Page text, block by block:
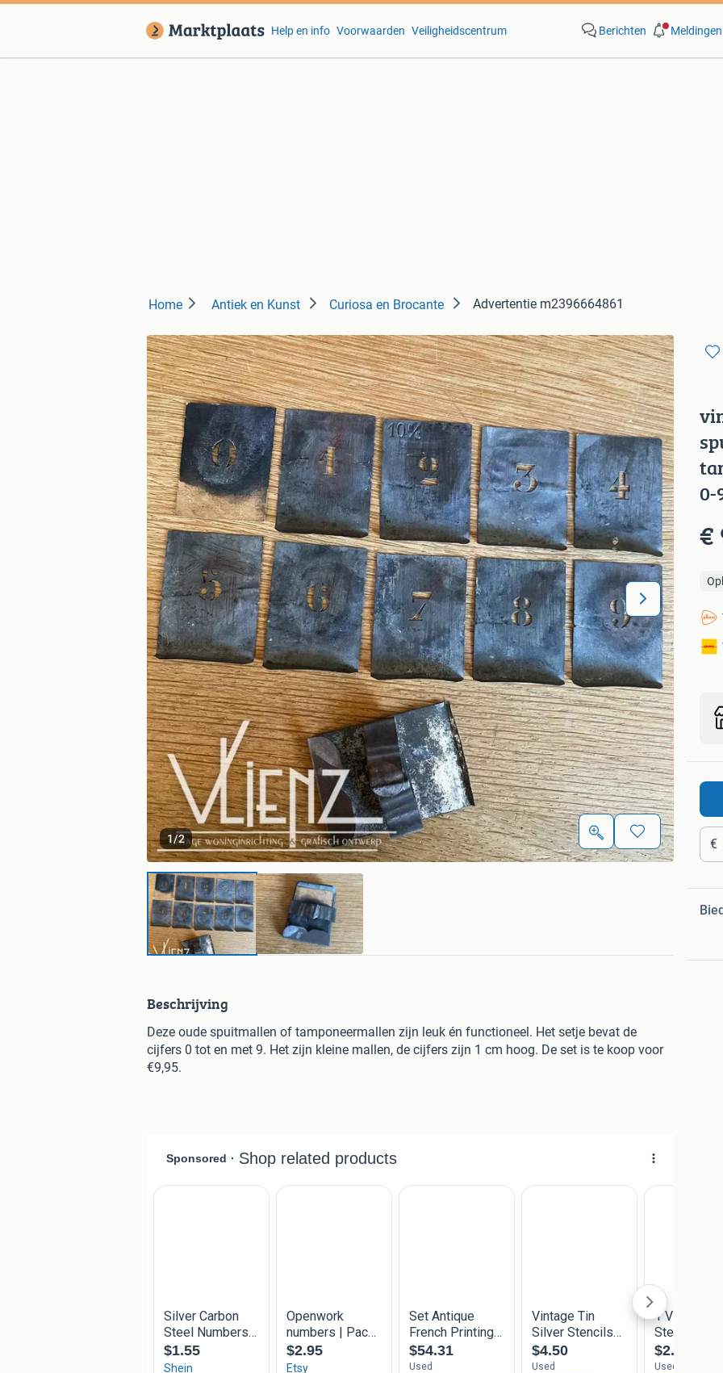
Help en info Voorwaarden Veiligheidscentrum Berichten Meldingen
Home Antiek en Kunst Curiosa en Brocante Advertentie m2396664861
1/2
Beschrijving
Deze oude spuitmallen of tamponeermallen zijn leuk én functioneel. Het setje bevat de
cijfers 0 tot en met 9. Het zijn kleine mallen, de cijfers zijn 1 cm hoog. De set is te koop voor
€9,95.
0-
€
€